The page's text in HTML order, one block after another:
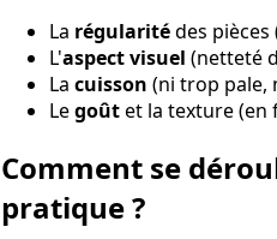
La régularitédes
L'aspect visuel (netteté
La cuisson (ni trop pale,
Legoûtet la texture (en
Comment se
pratique ?